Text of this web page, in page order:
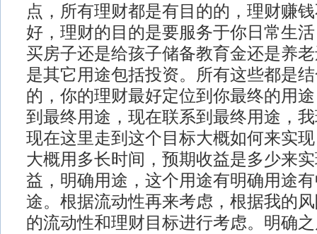
点，所有理财都是有目的的，理财赚
好，理财的目的是要服务于你日常生
买房子还是给孩子储备教育金还是养
是其它用途包括投资。所有这些都是
的，你的理财最好定位到你最终的用
到最终用途，现在联系到最终用途，
现在这里走到这个目标大概如何来实
大概用多长时间，预期收益是多少来
益，明确用途，这个用途有明确用途
途。根据流动性再来考虑，根据我的
的流动性和理财目标进行考虑。明确